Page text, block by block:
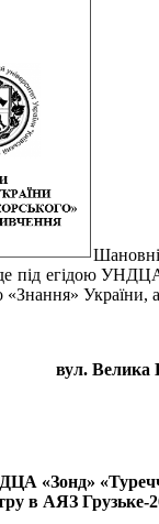
під егідою
вул. Велика
«Зонд»
в АЯЗ Грузьке-